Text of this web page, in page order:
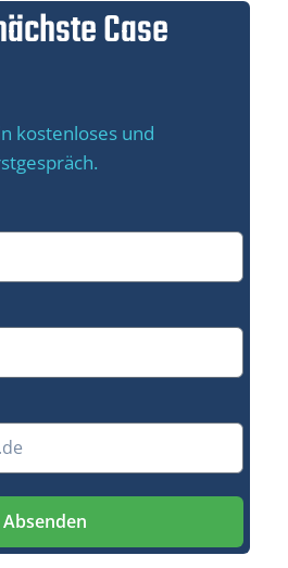
Case
kostenloses und
Absenden